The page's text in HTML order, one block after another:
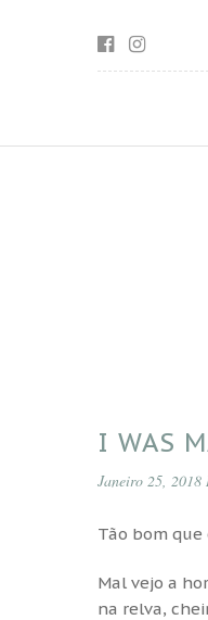
I WAS
Janeiro 25, 2018
Tão bom que
Mal vejo a
na relva,